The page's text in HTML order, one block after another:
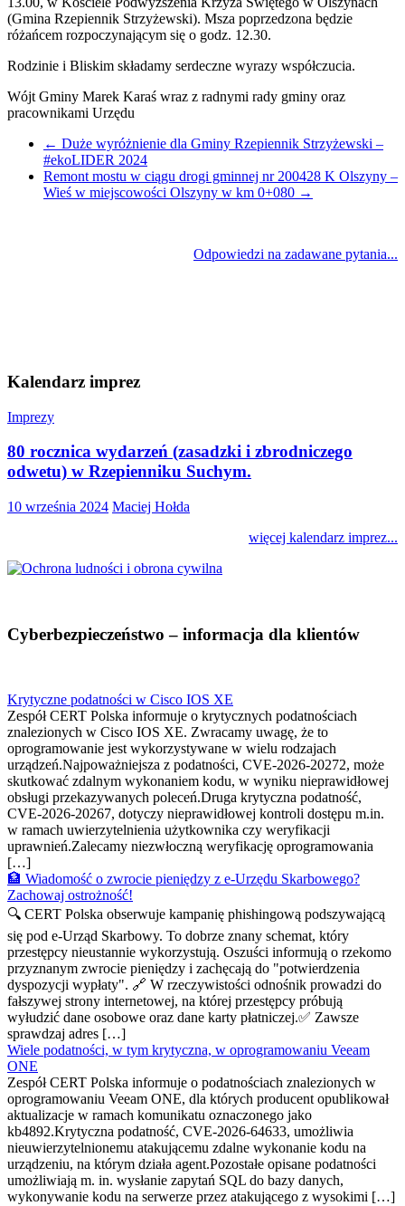
(Gmina Rzepiennik Strzyżewski). Msza poprzedzona będzie
różańcem rozpoczynającym się o godz. 12.30.
Rodzinie i Bliskim składamy serdeczne wyrazy współczucia.
Wójt Gminy Marek Karaś wraz z radnymi rady gminy oraz
pracownikami Urzędu
← Duże wyróżnienie dla Gminy Rzepiennik Strzyżewski –
#ekoLIDER 2024
Remont mostu w ciągu drogi gminnej nr 200428 K Olszyny –
Wieś w miejscowości Olszyny w km 0+080 →
Odpowiedzi na zadawane pytania...
Kalendarz imprez
Imprezy
80 rocznica wydarzeń (zasadzki i zbrodniczego
odwetu) w Rzepienniku Suchym.
10 września 2024 Maciej Hołda
więcej kalendarz imprez...
Cyberbezpieczeństwo – informacja dla klientów
Krytyczne podatności w Cisco IOS XE
Zespół CERT Polska informuje o krytycznych podatnościach
znalezionych w Cisco IOS XE. Zwracamy uwagę, że to
oprogramowanie jest wykorzystywane w wielu rodzajach
urządzeń.Najpoważniejsza z podatności, CVE-2026-20272, może
skutkować zdalnym wykonaniem kodu, w wyniku nieprawidłowej
obsługi przekazywanych poleceń.Druga krytyczna podatność,
CVE-2026-20267, dotyczy nieprawidłowej kontroli dostępu m.in.
w ramach uwierzytelnienia użytkownika czy weryfikacji
uprawnień.Zalecamy niezwłoczną weryfikację oprogramowania
[…]
🏦 Wiadomość o zwrocie pieniędzy z e-Urzędu Skarbowego?
Zachowaj ostrożność!
🔍 CERT Polska obserwuje kampanię phishingową podszywającą
się pod e-Urząd Skarbowy. To dobrze znany schemat, który
przestępcy nieustannie wykorzystują. Oszuści informują o rzekomo
przyznanym zwrocie pieniędzy i zachęcają do "potwierdzenia
dyspozycji wypłaty". 🔗 W rzeczywistości odnośnik prowadzi do
fałszywej strony internetowej, na której przestępcy próbują
wyłudzić dane osobowe oraz dane karty płatniczej.✅ Zawsze
sprawdzaj adres […]
Wiele podatności, w tym krytyczna, w oprogramowaniu Veeam
ONE
Zespół CERT Polska informuje o podatnościach znalezionych w
oprogramowaniu Veeam ONE, dla których producent opublikował
aktualizacje w ramach komunikatu oznaczonego jako
kb4892.Krytyczna podatność, CVE-2026-64633, umożliwia
nieuwierzytelnionemu atakującemu zdalne wykonanie kodu na
urządzeniu, na którym działa agent.Pozostałe opisane podatności
umożliwiają m. in. wysłanie zapytań SQL do bazy danych,
wykonywanie kodu na serwerze przez atakującego z wysokimi […]